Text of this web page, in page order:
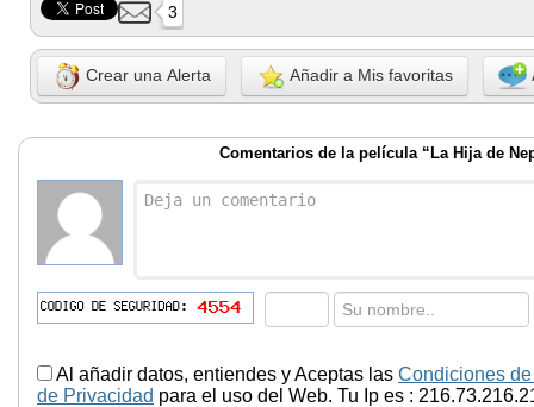
3
Crear una Alerta Añadir a Mis favoritas
Comentarios de la película “La Hija de
Al añadir datos, entiendes y Aceptas las Condiciones
de Privacidad para el uso del Web. Tu Ip es :